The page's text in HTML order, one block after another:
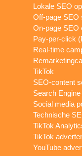
Lokale SEO
Off-page SEO
On-page SEO
Pay-per-click
Real-time
TikTok
SEO-content
Search
Social media
Technische
TikTok
TikTok
YouTube